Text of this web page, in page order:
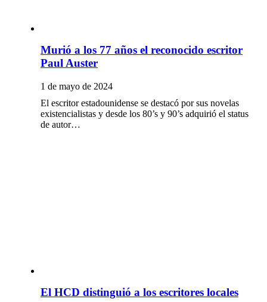
Murió a los 77 años el reconocido escritor
Paul Auster
1 de mayo de 2024
El escritor estadounidense se destacó por sus novelas
existencialistas y desde los 80’s y 90’s adquirió el status
de autor…
El HCD distinguió a los escritores locales